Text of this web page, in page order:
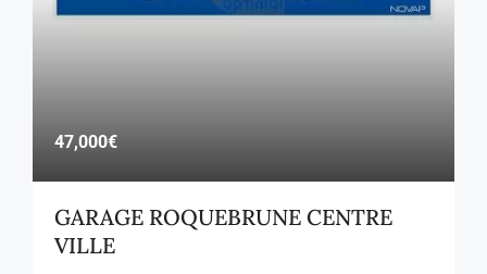
47,000€
GARAGE ROQUEBRUNE CENTRE
VILLE